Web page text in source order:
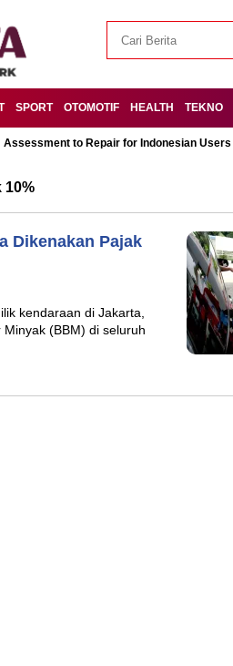
SPORT OTOMOTIF HEALTH TEKNO
to Repair for Indonesian Users
10%
Dikenakan Pajak
kendaraan di Jakarta,
(BBM) di seluruh